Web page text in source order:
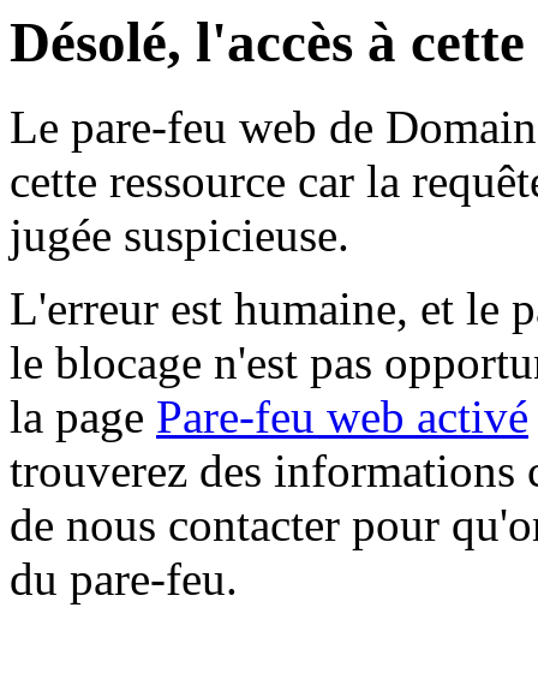
Désolé, l'accès à
Le pare-feu web de
cette ressource car la
jugée suspicieuse.
L'erreur est humaine, et le
le blocage n'est pas
la page Pare-feu web activé
trouverez des informations
de nous contacter pour
du pare-feu.